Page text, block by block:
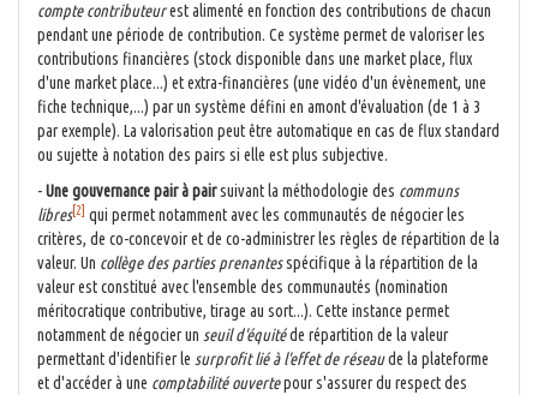
compte contributeurest alimenté en fonction des contributions de chacun
pendant une période de contribution. Ce système permet de valoriser les
contributions financières (stock disponible dans une market place, flux
d'une market place...) et extra-financières (une vidéo d'un évènement, une
fiche technique,...) par un système défini en amont d'évaluation (de 1 à 3
par exemple). La valorisation peut être automatique en cas de flux standard
ou sujette à notation des pairs si elle est plus subjective.
-Une gouvernance pair à pairsuivant la méthodologie des communs
libres[2] qui permet notamment avec les communautés de négocier les
critères, de co-concevoir et de co-administrer les règles de répartition de la
valeur. Un collège des parties prenantesspécifique à la répartition de la
valeur est constitué avec l'ensemble des communautés (nomination
méritocratique contributive, tirage au sort...). Cette instance permet
notamment de négocier un seuil d'équitéde répartition de la valeur
permettant d'identifier le surprofit lié à l'effet de réseaude la plateforme
et d'accéder à une comptabilité ouvertepour s'assurer du respect des